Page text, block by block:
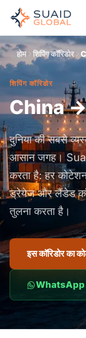
होम शिपिंग कॉरिडोर
शिपिंग कॉरिडोर
China →
दुनिया की सबसे
आसान जगह।
करता है: हर
ड्रेयेज और लैंडेड
तुलना करता है।
इस कॉरिडोर का
WhatsApp